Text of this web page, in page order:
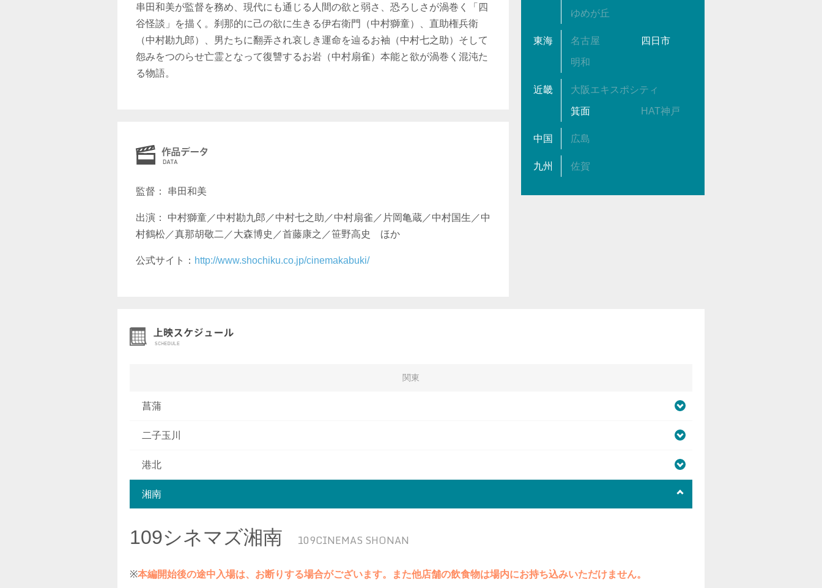
串田和美が監督を務め、現代にも通じる人間の欲と弱さ、恐ろしさが渦巻く「四
谷怪談」を描く。刹那的に己の欲に生きる伊右衛門（中村獅童）、直助権兵衛
（中村勘九郎）、男たちに翻弄され哀しき運命を辿るお袖（中村七之助）そして
怨みをつのらせ亡霊となって復讐するお岩（中村扇雀）本能と欲が渦巻く混沌た
る物語。
監督： 串田和美
出演： 中村獅童／中村勘九郎／中村七之助／中村扇雀／片岡亀蔵／中村国生／中
村鶴松／真那胡敬二／大森博史／首藤康之／笹野高史 ほか
公式サイト： http://www.shochiku.co.jp/cinemakabuki/
ゆめが丘
東海 名古屋 四日市
明和
近畿 大阪エキスポシティ
箕面 HAT神戸
中国 広島
九州 佐賀
関東
菖蒲
二子玉川
港北
湘南
109シネマズ湘南 109CINEMAS SHONAN
※本編開始後の途中入場は、お断りする場合がございます。また他店舗の飲食物は場内にお持ち込みいただけません。